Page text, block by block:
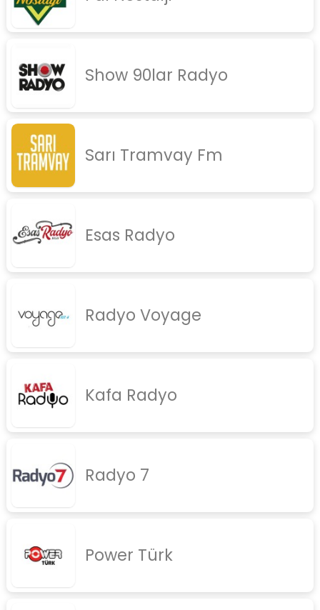
rock
rap
İletişim
Gizlilik Politikası
Show 90lar Radyo
Sarı Tramvay Fm
Esas Radyo
Radyo Voyage
Kafa Radyo
Radyo 7
Power Türk